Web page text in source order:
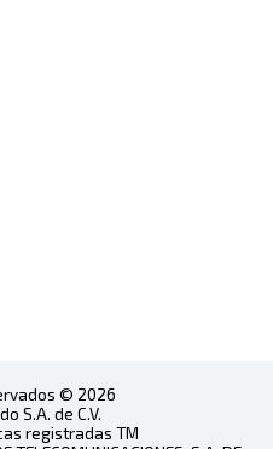
© 2026
S.A. de C.V.
registradas TM